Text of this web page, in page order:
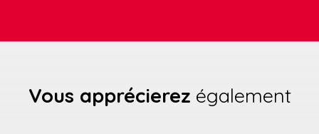
Vous apprécierez également